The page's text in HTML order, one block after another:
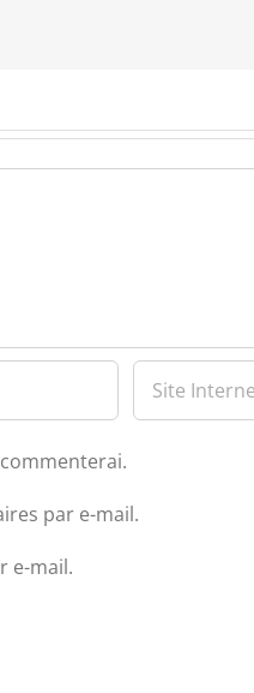
par e-mail.
e-mail.